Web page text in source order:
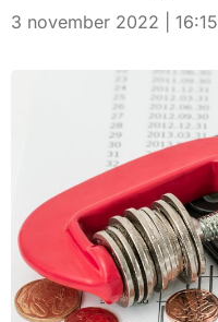
3 november 2022 | 16:15